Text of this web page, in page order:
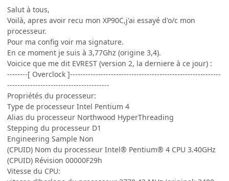
Salut à tous,
Voilà, apres avoir recu mon XP90C,j'ai essayé d'o/c mon
processeur.
Pour ma config voir ma signature.
En ce moment je suis à 3,77Ghz (origine 3,4).
Voicice que me dit EVREST (version 2, la derniere à ce jour) :
--------[ Overclock ]-----------------------------------------------------------
----------------------------------------
Propriétés du processeur:
Type de processeur Intel Pentium 4
Alias du processeur Northwood HyperThreading
Stepping du processeur D1
Engineering Sample Non
(CPUID) Nom du processeur Intel® Pentium® 4 CPU 3.40GHz
(CPUID) Révision 00000F29h
Vitesse du CPU: